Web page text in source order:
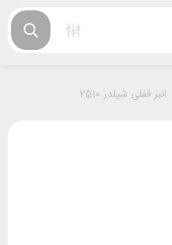
انبر قفلی شیلدر 2510